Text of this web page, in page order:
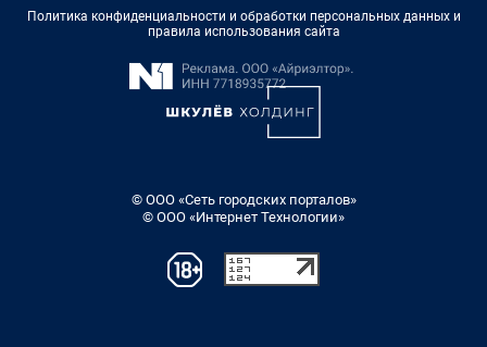
Политика конфиденциальности и обработки персональных данных и
правила использования сайта
© ООО «Сеть городских порталов»
© ООО «Интернет Технологии»